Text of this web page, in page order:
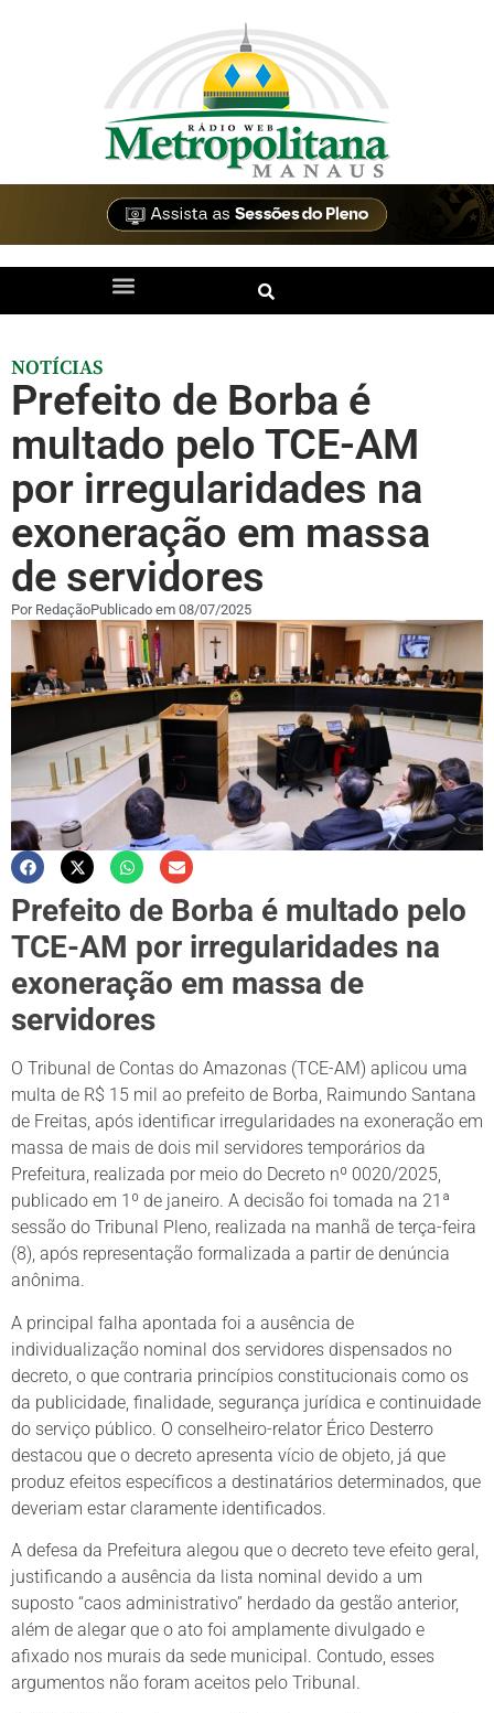
NOTÍCIAS
Prefeito de Borba é
multado pelo TCE-AM
por irregularidades na
exoneração em massa
de servidores
PorRedaçãoPublicado em 08/07/2025
Prefeito de Borba é multado pelo
TCE-AM por irregularidades na
exoneração em massa de
servidores
O Tribunal de Contas do Amazonas (TCE-AM) aplicou uma
multa de R$ 15 mil ao prefeito de Borba, Raimundo Santana
de Freitas, após identificar irregularidades na exoneração em
massa de mais de dois mil servidores temporários da
Prefeitura, realizada por meio do Decreto nº 0020/2025,
publicado em 1º de janeiro. A decisão foi tomada na 21ª
sessão do Tribunal Pleno, realizada na manhã de terça-feira
(8), após representação formalizada a partir de denúncia
anônima.
A principal falha apontada foi a ausência de
individualização nominal dos servidores dispensados no
decreto, o que contraria princípios constitucionais como os
da publicidade, finalidade, segurança jurídica e continuidade
do serviço público. O conselheiro-relator Érico Desterro
destacou que o decreto apresenta vício de objeto, já que
produz efeitos específicos a destinatários determinados, que
deveriam estar claramente identificados.
A defesa da Prefeitura alegou que o decreto teve efeito geral,
justificando a ausência da lista nominal devido a um
suposto “caos administrativo” herdado da gestão anterior,
além de alegar que o ato foi amplamente divulgado e
afixado nos murais da sede municipal. Contudo, esses
argumentos não foram aceitos pelo Tribunal.